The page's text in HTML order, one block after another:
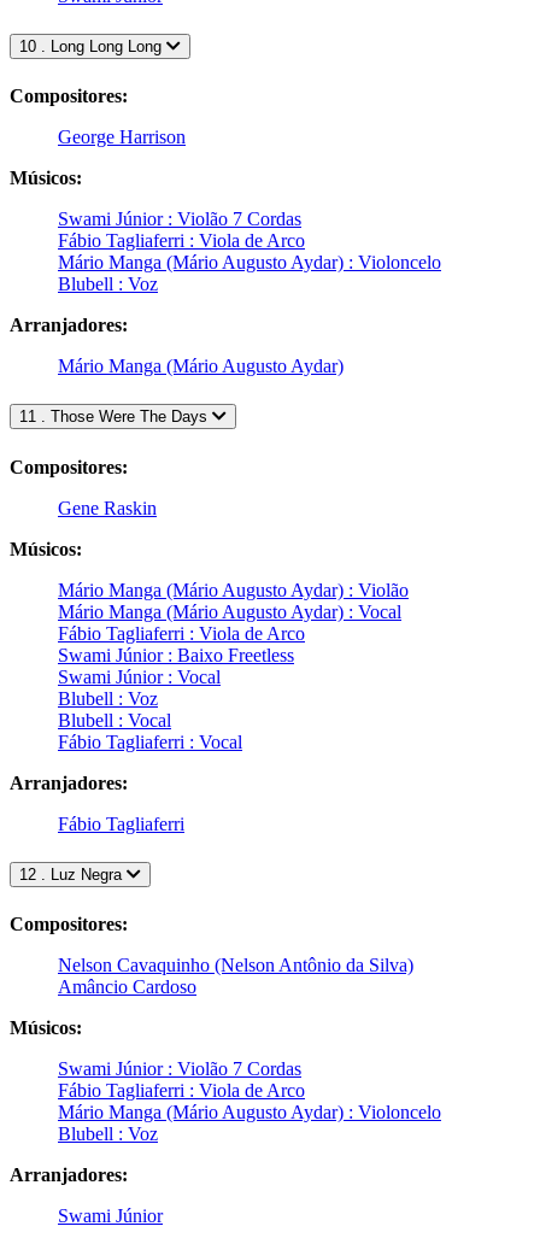
10 . Long Long Long
Compositores:
George Harrison
Músicos:
Swami Júnior : Violão 7 Cordas
Fábio Tagliaferri : Viola de Arco
Mário Manga (Mário Augusto Aydar) : Violoncelo
Blubell : Voz
Arranjadores:
Mário Manga (Mário Augusto Aydar)
11 . Those Were The Days
Compositores:
Gene Raskin
Músicos:
Mário Manga (Mário Augusto Aydar) : Violão
Mário Manga (Mário Augusto Aydar) : Vocal
Fábio Tagliaferri : Viola de Arco
Swami Júnior : Baixo Freetless
Swami Júnior : Vocal
Blubell : Voz
Blubell : Vocal
Fábio Tagliaferri : Vocal
Arranjadores:
Fábio Tagliaferri
12 . Luz Negra
Compositores:
Nelson Cavaquinho (Nelson Antônio da Silva)
Amâncio Cardoso
Músicos:
Swami Júnior : Violão 7 Cordas
Fábio Tagliaferri : Viola de Arco
Mário Manga (Mário Augusto Aydar) : Violoncelo
Blubell : Voz
Arranjadores:
Swami Júnior